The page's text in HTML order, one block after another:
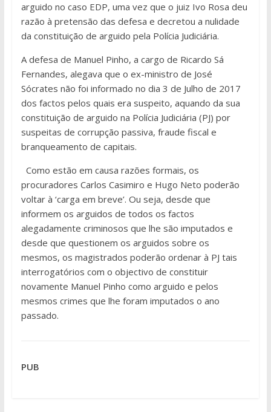
arguido no caso EDP, uma vez que o juiz Ivo Rosa deu
razão à pretensão das defesa e decretou a nulidade
da constituição de arguido pela Polícia Judiciária.
A defesa de Manuel Pinho, a cargo de Ricardo Sá
Fernandes, alegava que o ex-ministro de José
Sócrates não foi informado no dia 3 de Julho de 2017
dos factos pelos quais era suspeito, aquando da sua
constituição de arguido na Polícia Judiciária (PJ) por
suspeitas de corrupção passiva, fraude fiscal e
branqueamento de capitais.
Como estão em causa razões formais, os
procuradores Carlos Casimiro e Hugo Neto poderão
voltar à ‘carga em breve’. Ou seja, desde que
informem os arguidos de todos os factos
alegadamente criminosos que lhe são imputados e
desde que questionem os arguidos sobre os
mesmos, os magistrados poderão ordenar à PJ tais
interrogatórios com o objectivo de constituir
novamente Manuel Pinho como arguido e pelos
mesmos crimes que lhe foram imputados o ano
passado.
PUB